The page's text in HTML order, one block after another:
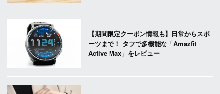
【期間限定クーポン情報も】日常からスポ
ーツまで！ タフで多機能な「Amazfit
Active Max」をレビュー